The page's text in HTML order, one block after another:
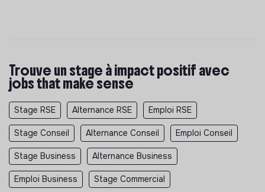
Trouve un stage à impact positif avec
jobs that make sense
Stage RSE Alternance RSE Emploi RSE
Stage Conseil Alternance Conseil Emploi Conseil
Stage Business Alternance Business
Emploi Business Stage Commercial